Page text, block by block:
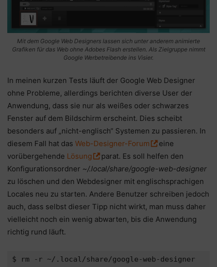
Mit dem Google Web Designers lassen sich unter anderem animierte
Grafiken für das Web ohne Adobes Flash erstellen. Als Zielgruppe nimmt
Google Werbetreibende ins Visier.
In meinen kurzen Tests läuft der Google Web Designer
ohne Probleme, allerdings berichten diverse User der
Anwendung, dass sie nur als weißes oder schwarzes
Fenster auf dem Bildschirm erscheint. Dies scheibt
besonders auf „nicht-englisch“ Systemen zu passieren. In
diesem Fall hat das Web-Designer-Forum
eine
vorübergehende Lösung
parat. Es soll helfen den
Konfigurationsordner ~/.local/share/google-web-designer
zu löschen und den Webdesigner mit englischsprachigen
Locales neu zu starten. Andere Benutzer schreiben jedoch
auch, dass selbst dieser Tipp nicht wirkt, man muss daher
vielleicht noch ein wenig abwarten, bis die Anwendung
richtig rund läuft.
$ rm -r ~/.local/share/google-web-designer